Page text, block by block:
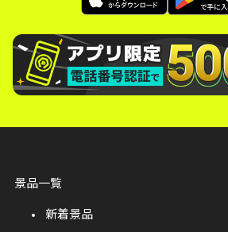
景品一覧
新着景品